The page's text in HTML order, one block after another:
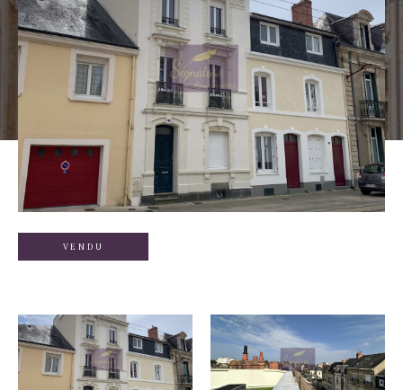
VENDU